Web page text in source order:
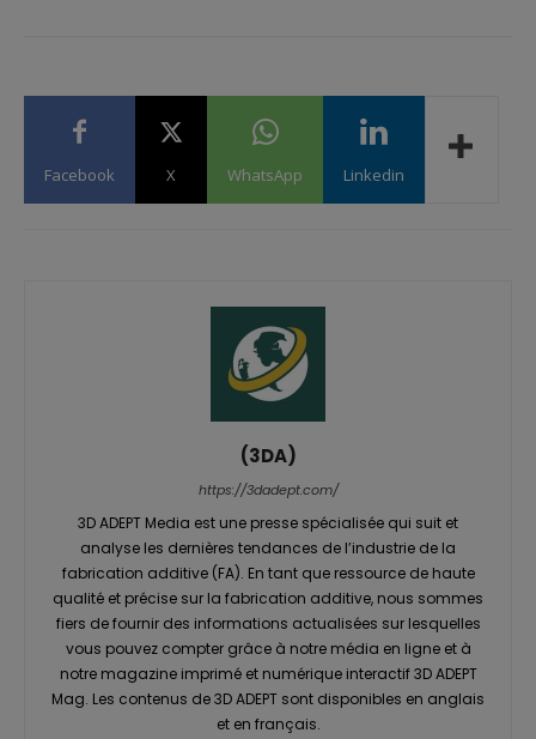
Facebook X WhatsApp Linkedin
(3DA)
https://3dadept.com/
3D ADEPT Media est une presse spécialisée qui suit et
analyse les dernières tendances de l’industrie de la
fabrication additive (FA). En tant que ressource de haute
qualité et précise sur la fabrication additive, nous sommes
fiers de fournir des informations actualisées sur lesquelles
vous pouvez compter grâce à notre média en ligne et à
notre magazine imprimé et numérique interactif 3D ADEPT
Mag. Les contenus de 3D ADEPT sont disponibles en anglais
et en français.